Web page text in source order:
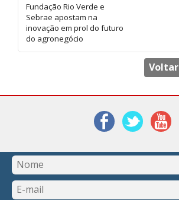
Fundação Rio Verde e
Sebrae apostam na
inovação em prol do futuro
do agronegócio
Voltar